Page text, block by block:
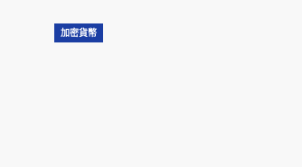
加密貨幣